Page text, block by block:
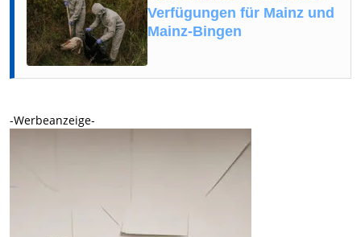
Verfügungen für Mainz und
Mainz-Bingen
-Werbeanzeige-